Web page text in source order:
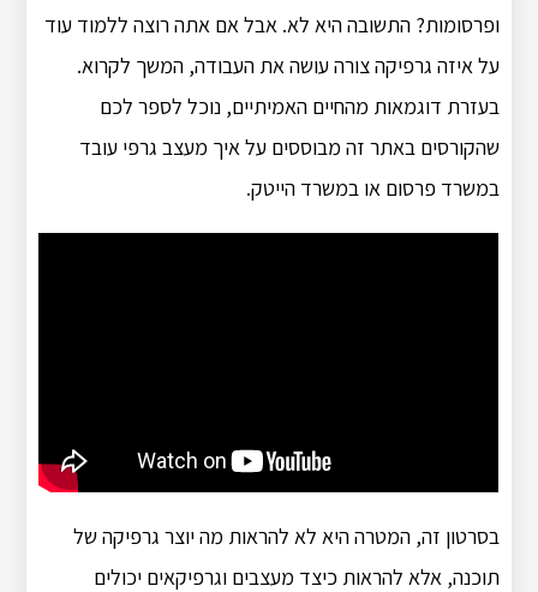
ופרסומות? התשובה היא לא. אבל אם אתה רוצה ללמוד עוד
על איזה גרפיקה צורה עושה את העבודה, המשך לקרוא.
בעזרת דוגמאות מהחיים האמיתיים, נוכל לספר לכם
שהקורסים באתר זה מבוססים על איך מעצב גרפי עובד
במשרד פרסום או במשרד הייטק.
בסרטון זה, המטרה היא לא להראות מה יוצר גרפיקה של
תוכנה, אלא להראות כיצד מעצבים וגרפיקאים יכולים